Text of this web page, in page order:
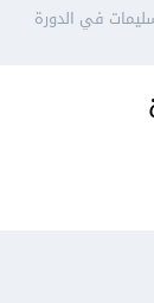
في الدورة